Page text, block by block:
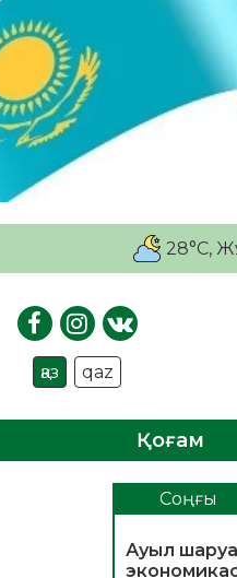
28°C,
қаз qaz
Қоғам
Соңғы
Ауыл